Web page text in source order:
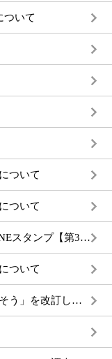
ついて
ついて
ついて
海陽町公式キャラクター ふるるん★LINEスタンプ【第3弾】販売開始！
ついて
海陽町移住ガイドブック「海陽町で暮らそう」を改訂しました